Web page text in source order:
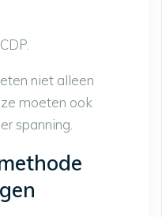
niet alleen
moeten ook
spanning.